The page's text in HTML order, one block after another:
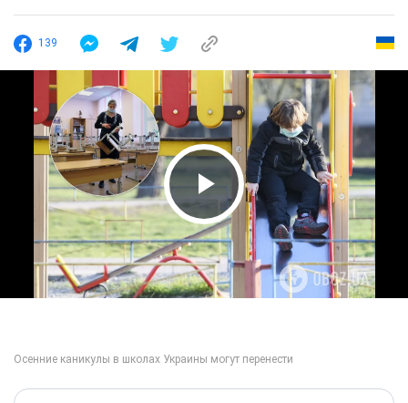
139
Play Video